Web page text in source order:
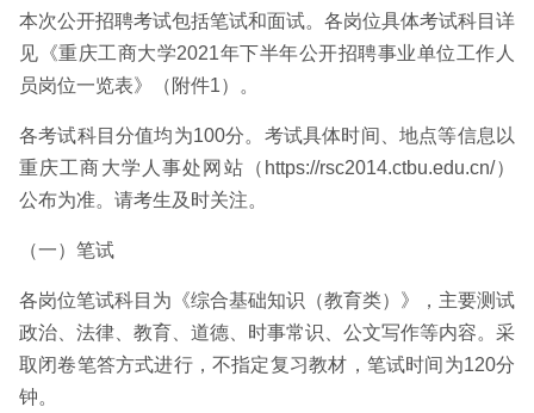
本次公开招聘考试包括笔试和面试。各岗位具体考试科目详
见《重庆工商大学2021年下半年公开招聘事业单位工作人
员岗位一览表》（附件1）。
各考试科目分值均为100分。考试具体时间、地点等信息以
重庆工商大学人事处网站（https://rsc2014.ctbu.edu.cn/）
公布为准。请考生及时关注。
（一）笔试
各岗位笔试科目为《综合基础知识（教育类）》，主要测试
政治、法律、教育、道德、时事常识、公文写作等内容。采
取闭卷笔答方式进行，不指定复习教材，笔试时间为120分
钟。